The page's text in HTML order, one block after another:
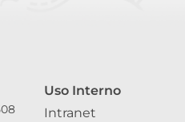
Uso Interno
Intranet